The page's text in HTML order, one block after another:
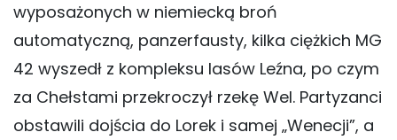
wyposażonych w niemiecką broń
automatyczną, panzerfausty, kilka ciężkich MG
42 wyszedł z kompleksu lasów Leźna, po czym
za Chełstami przekroczył rzekę Wel. Partyzanci
obstawili dojścia do Lorek i samej „Wenecji”, a